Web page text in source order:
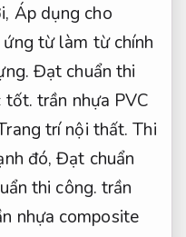
Áp dụng cho
từ làm từ chính
Đạt chuẩn thi
tốt. trần nhựa PVC
trí nội thất. Thi
đó,Đạt chuẩn
thi công. trần
nhựa composite